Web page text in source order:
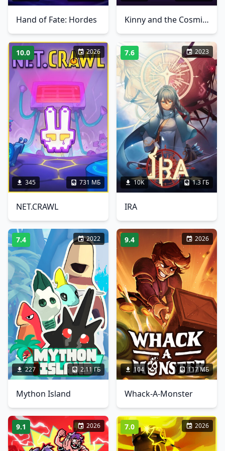
Hand of Fate: Hordes Kinny and the Cosmic Cauldron
10.0 2026
345 731 МБ
NET.CRAWL
7.6 2023
10K 1.3 ГБ
IRA
7.4 2022
227 2.11 ГБ
Mython Island
9.4 2026
104 117 МБ
Whack-A-Monster
9.1 2026 7.0 2026